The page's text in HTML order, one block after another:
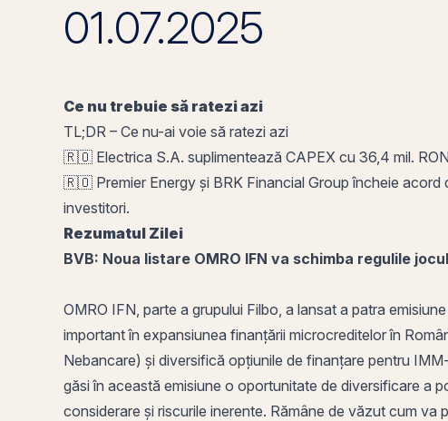
01.07.2025
Ce nu trebuie să ratezi azi
TL;DR – Ce nu-ai voie să ratezi azi
🇷🇴 Electrica S.A. suplimentează CAPEX cu 36,4 mil.
🇷🇴 Premier Energy și BRK Financial Group încheie
investitori.
Rezumatul Zilei
BVB: Noua listare OMRO IFN va schimba regulile
OMRO IFN, parte a grupului Filbo, a lansat a patra
important în expansiunea finanțării microcreditelor în
Nebancare) și diversifică opțiunile de finanțare pentru
găsi în această emisiune o oportunitate de diversificare a
considerare și riscurile inerente. Rămâne de văzut cum